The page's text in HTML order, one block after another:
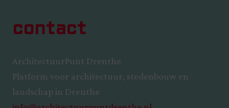
contact
ArchitectuurPunt Drenthe
Platform voor architectuur, stedenbouw en
landschap in Drenthe